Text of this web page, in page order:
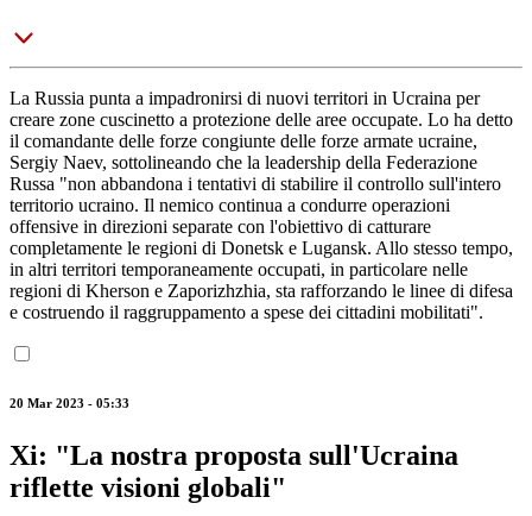
La Russia punta a impadronirsi di nuovi territori in Ucraina per
creare zone cuscinetto a protezione delle aree occupate. Lo ha detto
il comandante delle forze congiunte delle forze armate ucraine,
Sergiy Naev, sottolineando che la leadership della Federazione
Russa "non abbandona i tentativi di stabilire il controllo sull'intero
territorio ucraino. Il nemico continua a condurre operazioni
offensive in direzioni separate con l'obiettivo di catturare
completamente le regioni di Donetsk e Lugansk. Allo stesso tempo,
in altri territori temporaneamente occupati, in particolare nelle
regioni di Kherson e Zaporizhzhia, sta rafforzando le linee di difesa
e costruendo il raggruppamento a spese dei cittadini mobilitati".
20 Mar 2023 - 05:33
Xi: "La nostra proposta sull'Ucraina
riflette visioni globali"